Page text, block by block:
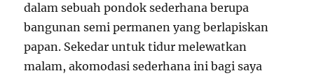
dalam sebuah pondok sederhana berupa
bangunan semi permanen yang berlapiskan
papan. Sekedar untuk tidur melewatkan
malam, akomodasi sederhana ini bagi saya